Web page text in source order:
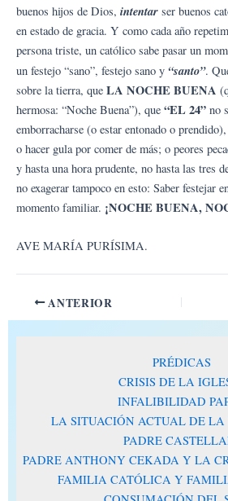
buenos hijos de Dios, intentar ser buenos
en estado de gracia. Y como cada año
persona triste, un católico sabe pasar un
un festejo “sano”, festejo sano y “santo”.
sobre la tierra, que LA NOCHE BUENA
hermosa: “Noche Buena”), que “EL 24” no
emborracharse (o estar entonado o
o hacer gula por comer de más; o peores
y hasta una hora prudente, no hasta las tres
no exagerar tampoco en esto: Saber festejar
momento familiar. ¡NOCHE BUENA,
AVE MARÍA PURÍSIMA.
ANTERIOR
PRÉDICAS
CRISIS DE LA
INFALIBILIDAD
LA SITUACIÓN ACTUAL DE LA
PADRE
PADRE ANTHONY CEKADA Y LA
FAMILIA CATÓLICA Y